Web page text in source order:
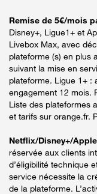
Remise de 5€/mois
Disney+, Ligue1+ et
Livebox Max, avec
plateforme (s) en plus
suivant la mise en
plateforme. Ligue 1+ :
engagement 12 mois.
Liste des plateformes
et tarifs sur orange.fr.
Netflix/Disney+/
réservée aux clients
d’éligibilité technique
service nécessite la
de la plateforme.